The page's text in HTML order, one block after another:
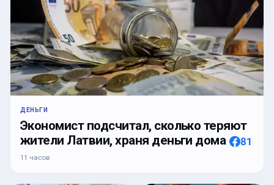
ДЕНЬГИ
Экономист подсчитал, сколько теряют
жители Латвии, храня деньги дома
81
11 часов